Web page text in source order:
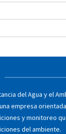
del Agua y el
empresa
y monitoreo
del ambiente.